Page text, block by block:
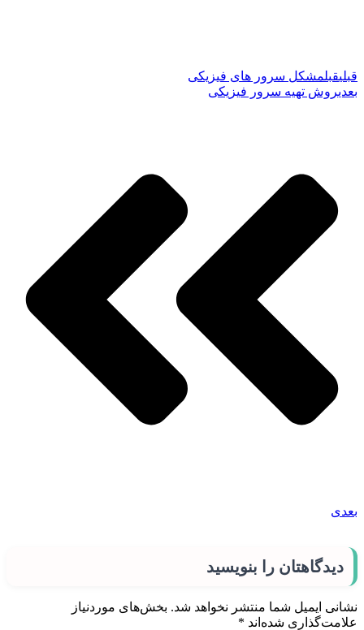
قبلیقبلمشکل سرور های فیزیکی
بعدیروش تهیه سرور فیزیکی
بعدی
دیدگاهتان را بنویسید
نشانی ایمیل شما منتشر نخواهد شد. بخش‌های موردنیاز
علامت‌گذاری شده‌اند *